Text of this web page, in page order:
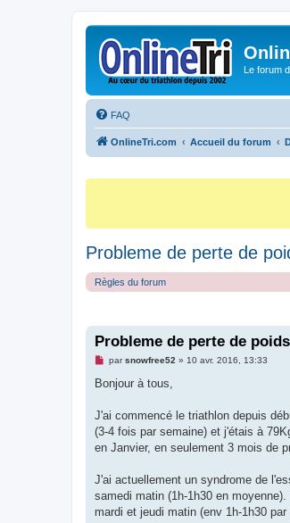
Le forum
FAQ
OnlineTri.com Accueil du forum
Probleme de perte de
Règles du forum
Probleme de perte de
M
s
g
n
o
u
parsnowfree52 » 10 avr. 2016, 13:33
Bonjour à tous,
J'ai commencé le triathlon depuis
(3-4 fois par semaine) et j'étais à
en Janvier, en seulement 3 mois de
J'ai actuellement un syndrome de
samedi matin (1h-1h30 en
mardi et jeudi matin (env 1h-1h30